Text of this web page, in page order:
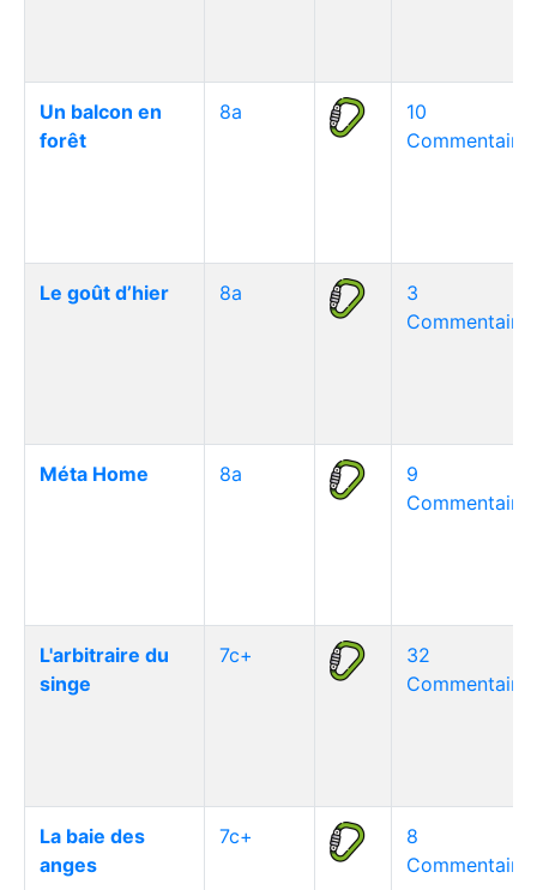
Un balcon en
forêt
8a
10
Le goût d’hier 8a
3
Méta Home 8a
9
L'arbitraire du
singe
7c+
32
La baie des
anges
7c+
8